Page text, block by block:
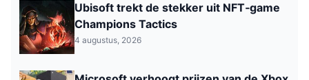
Ubisoft trekt de stekker uit NFT‑game
Champions Tactics
4 augustus, 2026